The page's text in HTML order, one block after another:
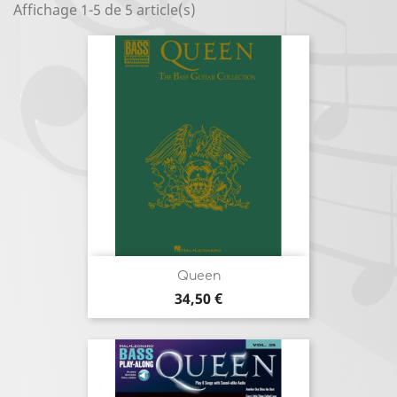
Affichage 1-5 de 5 article(s)
Queen
Prix
34,50 €